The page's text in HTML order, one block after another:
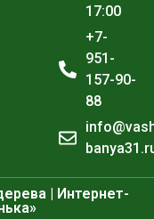
17:00
+7-
951-
157-90-
88
| Интернет-